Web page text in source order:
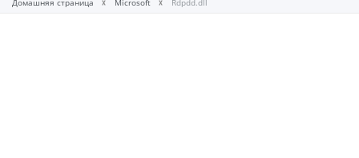
Домашняя страница Microsoft Rdpdd.dll